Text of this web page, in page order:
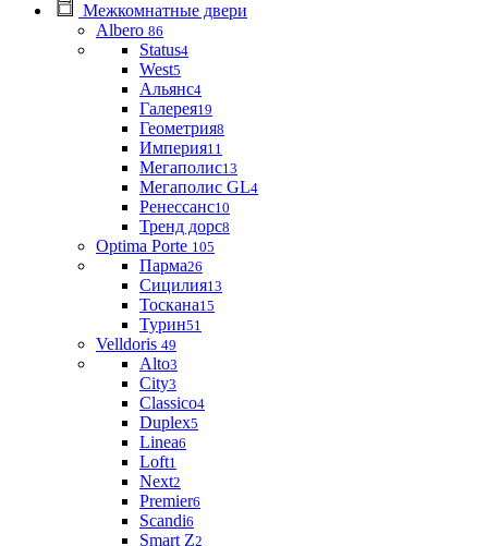
Межкомнатные двери
Albero 86
Status4
West5
Альянс4
Галерея19
Геометрия8
Империя11
Мегаполис13
Мегаполис GL4
Ренессанс10
Тренд дорс8
Optima Porte 105
Парма26
Сицилия13
Тоскана15
Турин51
Velldoris 49
Alto3
City3
Classico4
Duplex5
Linea6
Loft1
Next2
Premier6
Scandi6
Smart Z2